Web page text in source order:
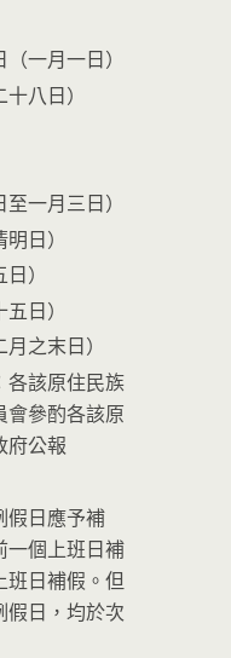
一月一日）
八日）
一月三日）
日）
）
日）
之末日）
各該原住民族
會參酌各該原
府公報
假日應予補
一個上班日補
日補假。但
假日，均於次